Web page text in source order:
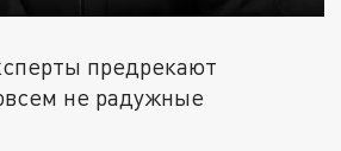
предрекают
не радужные